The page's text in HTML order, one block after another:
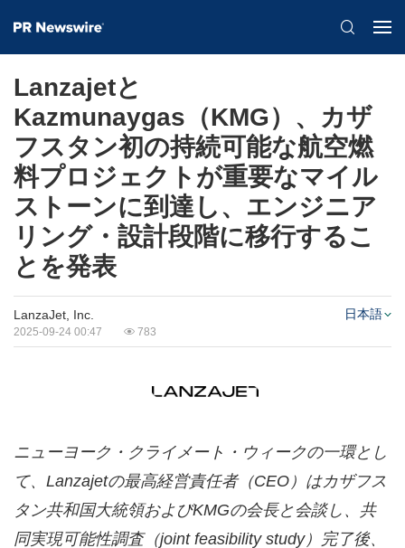
Lanzajetと
Kazmunaygas（KMG）、カザ
フスタン初の持続可能な航空燃
料プロジェクトが重要なマイル
ストーンに到達し、エンジニア
リング・設計段階に移行するこ
とを発表
LanzaJet, Inc.
2025-09-24 00:47 783
日本語
ニューヨーク・クライメート・ウィークの一環とし
て、Lanzajetの最高経営責任者（CEO）はカザフス
タン共和国大統領およびKMGの会長と会談し、共
同実現可能性調査（joint feasibility study）完了後、